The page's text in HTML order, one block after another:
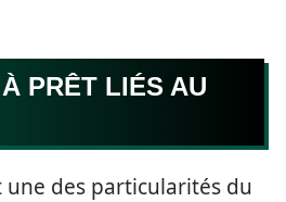
PRÊT LIÉS AU
une des particularités du